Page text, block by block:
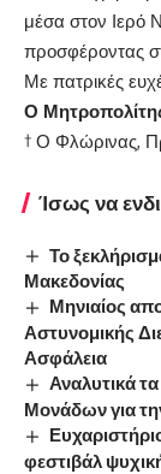
μέσα στον Ιερό
προσφέροντας
Με πατρικές
Ο
† Ο Φλώρινας,
Ίσως να
Το
Μακεδονίας
Μηνιαίος
Αστυνομικής
Ασφάλεια
Αναλυτικά
Μονάδων για
φεστιβάλ